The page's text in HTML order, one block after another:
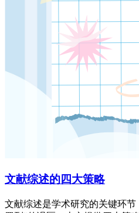
文献综述的四大策略
文献综述是学术研究的关键环